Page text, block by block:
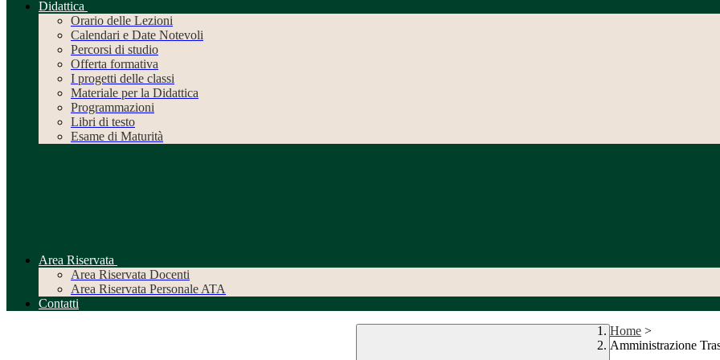
Didattica
Orario delle Lezioni
Calendari e Date Notevoli
Percorsi di studio
Offerta formativa
I progetti delle classi
Materiale per la Didattica
Programmazioni
Libri di testo
Esame di Maturità
Area Riservata
Area Riservata Docenti
Area Riservata Personale ATA
Contatti
Home >
Amministrazione